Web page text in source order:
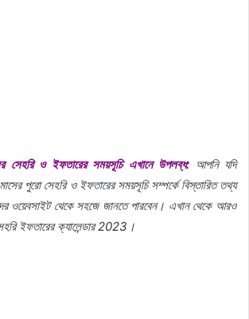
সেহরি ও ইফতারের সময়সূচি এখানে উপলব্ধ: আপনি যদি
পুরো সেহরি ও ইফতারের সময়সূচি সম্পর্কে বিস্তারিত তথ্য
ওয়েবসাইট থেকে সহজে জানতে পারবেন। এখান থেকে আরও
ইফতারের ক্যালেন্ডার 2023।